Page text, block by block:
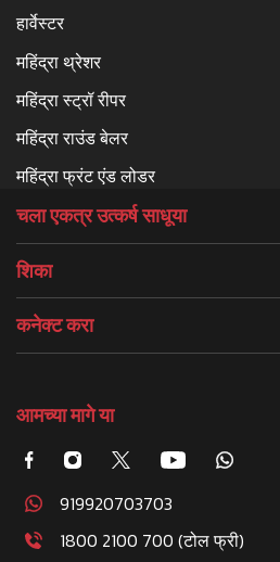
हार्वेस्टर
महिंद्रा थ्रेशर
महिंद्रा स्ट्रॉ रीपर
महिंद्रा राउंड बेलर
महिंद्रा फ्रंट एंड लोडर
चला एकत्र उत्कर्ष साधूया
शिका
कनेक्ट करा
आमच्या मागे या
919920703703
1800 2100 700 (टोल फ्री)